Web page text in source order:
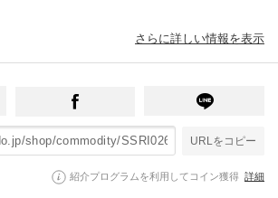
さらに詳しい情報を表示
URLをコピー
紹介プログラムを利用してコイン獲得 詳細